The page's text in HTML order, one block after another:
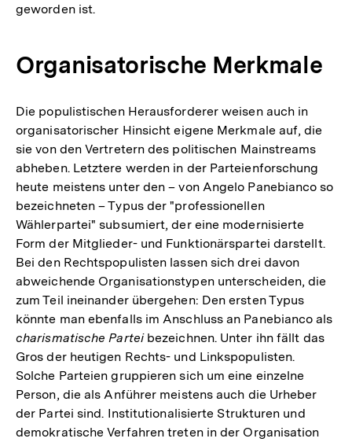
geworden ist.
Organisatorische Merkmale
Die populistischen Herausforderer weisen auch in
organisatorischer Hinsicht eigene Merkmale auf, die
sie von den Vertretern des politischen Mainstreams
abheben. Letztere werden in der Parteienforschung
heute meistens unter den – von Angelo Panebianco so
bezeichneten – Typus der "professionellen
Wählerpartei" subsumiert, der eine modernisierte
Form der Mitglieder- und Funktionärspartei darstellt.
Bei den Rechtspopulisten lassen sich drei davon
abweichende Organisationstypen unterscheiden, die
zum Teil ineinander übergehen: Den ersten Typus
könnte man ebenfalls im Anschluss an Panebianco als
charismatische Parteibezeichnen. Unter ihn fällt das
Gros der heutigen Rechts- und Linkspopulisten.
Solche Parteien gruppieren sich um eine einzelne
Person, die als Anführer meistens auch die Urheber
der Partei sind. Institutionalisierte Strukturen und
demokratische Verfahren treten in der Organisation